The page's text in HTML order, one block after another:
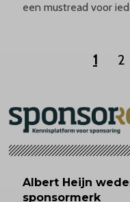
een mustread voor
1 2
Albert Heijn
sponsormerk